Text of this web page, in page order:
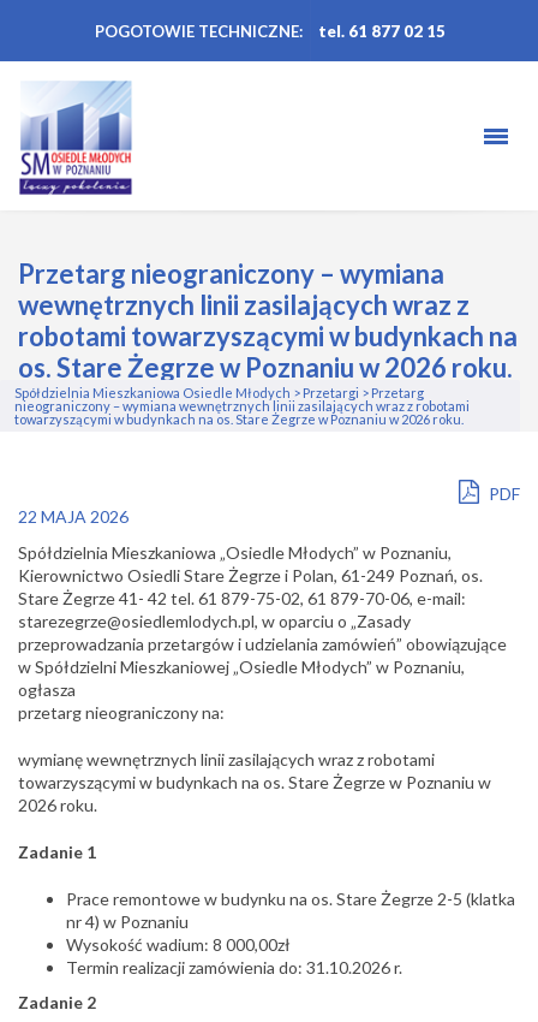
POGOTOWIE TECHNICZNE: tel. 61 877 02 15
Przetarg nieograniczony – wymiana
wewnętrznych linii zasilających wraz z
robotami towarzyszącymi w budynkach na
os. Stare Żegrze w Poznaniu w 2026 roku.
Spółdzielnia Mieszkaniowa Osiedle Młodych > Przetargi > Przetarg
nieograniczony – wymiana wewnętrznych linii zasilających wraz z robotami
towarzyszącymi w budynkach na os. Stare Żegrze w Poznaniu w 2026 roku.
PDF
22 MAJA 2026
Spółdzielnia Mieszkaniowa „Osiedle Młodych” w Poznaniu,
Kierownictwo Osiedli Stare Żegrze i Polan, 61-249 Poznań, os.
Stare Żegrze 41- 42 tel. 61 879-75-02, 61 879-70-06, e-mail:
starezegrze@osiedlemlodych.pl, w oparciu o „Zasady
przeprowadzania przetargów i udzielania zamówień” obowiązujące
w Spółdzielni Mieszkaniowej „Osiedle Młodych” w Poznaniu,
ogłasza
przetarg nieograniczony na:
wymianę wewnętrznych linii zasilających wraz z robotami
towarzyszącymi w budynkach na os. Stare Żegrze w Poznaniu w
2026 roku.
Zadanie 1
Prace remontowe w budynku na os. Stare Żegrze 2-5 (klatka
nr 4) w Poznaniu
Wysokość wadium: 8 000,00zł
Termin realizacji zamówienia do: 31.10.2026 r.
Zadanie 2